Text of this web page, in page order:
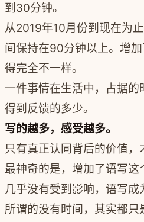
到30分钟。
从2019年10月份到现在为
间保持在90分钟以上。增
得完全不一样。
一件事情在生活中，占据的
得到反馈的多少。
写的越多，感受越多。
只有真正认同背后的价值，
最神奇的是，增加了语写
几乎没有受到影响，语写成
所谓的没有时间，其实都只